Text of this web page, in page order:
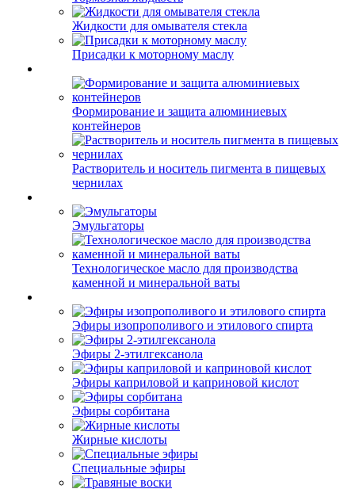
Жидкости для омывателя стекла
Присадки к моторному маслу
Формирование и защита алюминиевых
контейнеров
Растворитель и носитель пигмента в пищевых
чернилах
Эмульгаторы
Технологическое масло для производства
каменной и минеральной ваты
Эфиры изопрополивого и этилового спирта
Эфиры 2-этилгексанола
Эфиры каприловой и каприновой кислот
Эфиры сорбитана
Жирные кислоты
Специальные эфиры